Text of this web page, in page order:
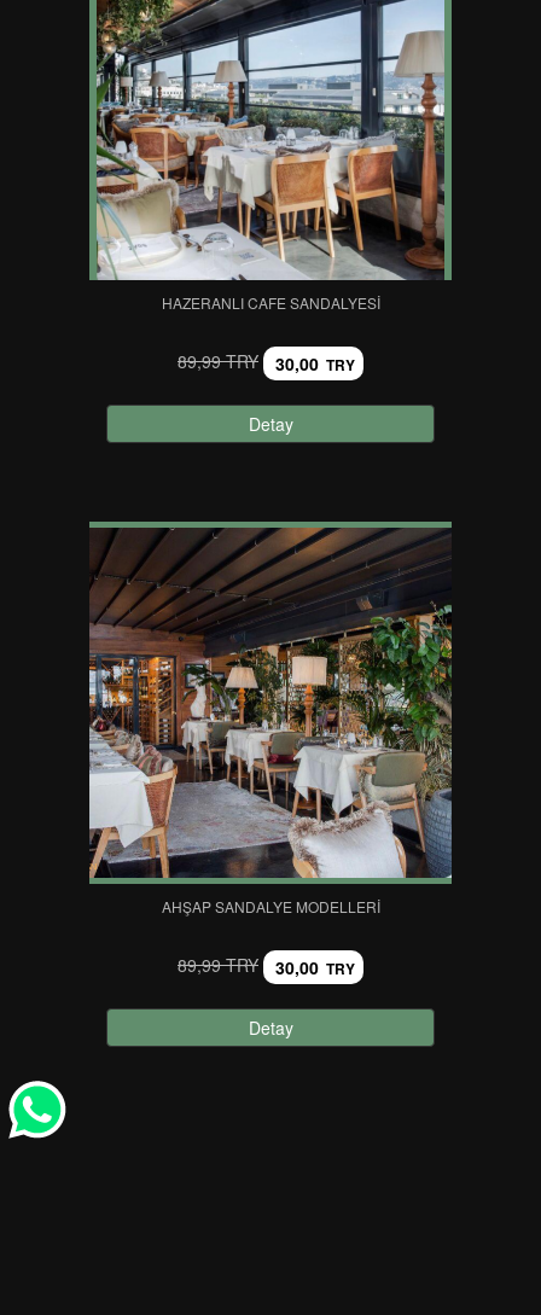
HAZERANLI CAFE SANDALYESI
89,99 TRY 30,00 TRY
Detay
AHŞAP SANDALYE MODELLERI
89,99 TRY 30,00 TRY
Detay